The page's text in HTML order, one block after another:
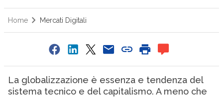
Home Mercati Digitali
La globalizzazione è essenza e tendenza del
sistema tecnico e del capitalismo. A meno che